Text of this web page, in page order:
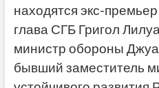
находятся экс-
глава СГБ Григол
министр обороны
бывший заместитель